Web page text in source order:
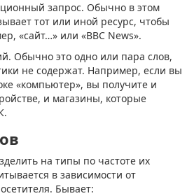
запрос. Обычно в этом
тот или иной ресурс, чтобы
«сайт…» или «BBC News».
Обычно это одно или пара слов,
не содержат. Например, если вы
«компьютер», вы получите и
и магазины, которые
на типы по частоте их
в зависимости от
Бывает: